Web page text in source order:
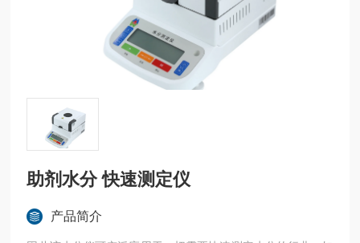
助剂水分 快速测定仪
产品简介